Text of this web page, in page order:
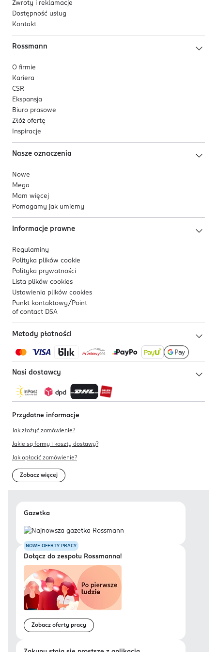
Zwroty i reklamacje
Dostępność usług
Kontakt
Rossmann
O firmie
Kariera
CSR
Ekspansja
Biuro prasowe
Złóż ofertę
Inspiracje
Nasze oznaczenia
Nowe
Mega
Mam więcej
Pomagamy jak umiemy
Informacje prawne
Regulaminy
Polityka plików cookie
Polityka prywatności
Lista plików cookies
Ustawienia plików cookies
Punkt kontaktowy/ Point
of contact DSA
Metody płatności
Nasi dostawcy
Przydatne informacje
Jak złożyć zamówienie?
Jakie są formy i koszty dostawy?
Jak opłacić zamówienie?
Zobacz więcej
Gazetka
NOWE OFERTY PRACY
Dołącz do zespołu Rossmanna!
Zobacz oferty pracy